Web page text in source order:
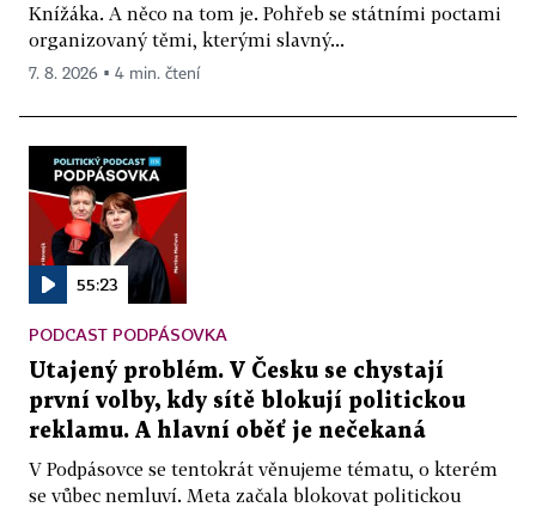
Knížáka. A něco na tom je. Pohřeb se státními poctami
organizovaný těmi, kterými slavný...
7. 8. 2026 ▪ 4 min. čtení
55:23
PODCAST PODPÁSOVKA
Utajený problém. V Česku se chystají
první volby, kdy sítě blokují politickou
reklamu. A hlavní oběť je nečekaná
V Podpásovce se tentokrát věnujeme tématu, o kterém
se vůbec nemluví. Meta začala blokovat politickou